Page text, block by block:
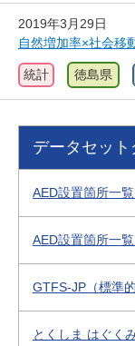
2019年3月29日
自然増加率×社会移
統計 徳島県
データセッ
AED設置箇所一
AED設置箇所一
GTFS-JP（標準
とくしま はぐく